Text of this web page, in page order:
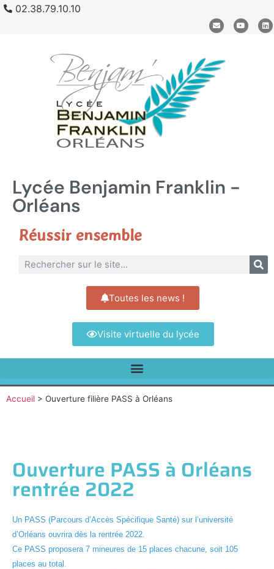
02.38.79.10.10
Lycée Benjamin Franklin -
Orléans
Réussir ensemble
Toutes les news !
Visite virtuelle du lycée
Accueil > Ouverture filière PASS à Orléans
Ouverture PASS à Orléans
rentrée 2022
Un PASS (Parcours d’Accès Spécifique Santé) sur l’université
d’Orléans ouvrira dès la rentrée 2022.
Ce PASS proposera 7 mineures de 15 places chacune, soit 105
places au total.